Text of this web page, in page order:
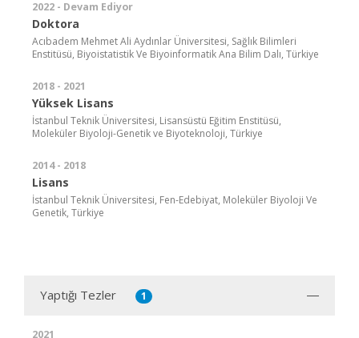
2022 - Devam Ediyor
Doktora
Acıbadem Mehmet Ali Aydınlar Üniversitesi, Sağlık Bilimleri
Enstitüsü, Biyoistatistik Ve Biyoinformatik Ana Bilim Dalı, Türkiye
2018 - 2021
Yüksek Lisans
İstanbul Teknik Üniversitesi, Lisansüstü Eğitim Enstitüsü,
Moleküler Biyoloji-Genetik ve Biyoteknoloji, Türkiye
2014 - 2018
Lisans
İstanbul Teknik Üniversitesi, Fen-Edebiyat, Moleküler Biyoloji Ve
Genetik, Türkiye
Yaptığı Tezler 1
2021